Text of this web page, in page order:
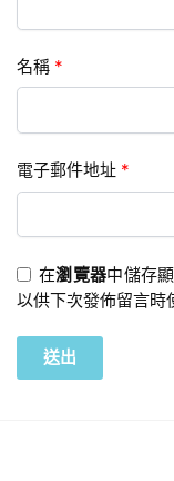
名稱 *
電子郵件地址 *
在瀏覽器中儲存
以供下次發佈留言時